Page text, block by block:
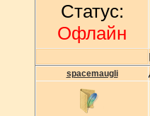
Статус:
Офлайн
spacemaugli